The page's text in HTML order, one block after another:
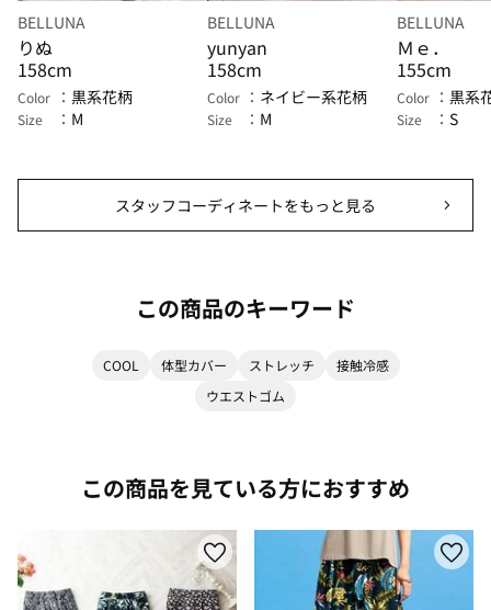
BELLUNA
りぬ
158cm
Color 黒系花柄
Size M
BELLUNA
yunyan
158cm
Color ネイビー系花柄
Size M
BELLUNA
Ｍｅ．
155cm
Color 黒系
Size S
スタッフコーディネートをもっと見る
この商品のキーワード
COOL 体型カバー ストレッチ
接触冷感
ウエストゴム
この商品を見ている方におすすめ